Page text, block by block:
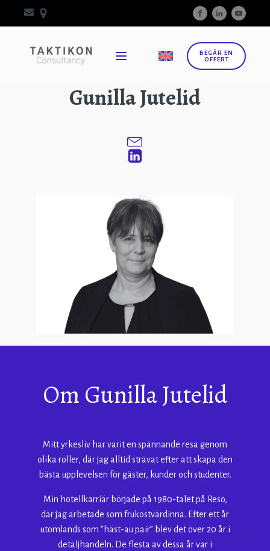
BEGÄR EN
OFFERT
Gunilla Jutelid
Om Gunilla Jutelid
Mitt yrkesliv har varit en spännande resa genom
olika roller, där jag alltid strävat efter att skapa den
bästa upplevelsen för gäster, kunder och studenter.
Min hotellkarriär började på 1980-talet på Reso,
där jag arbetade som frukostvärdinna. Efter ett år
utomlands som ”häst-au pair” blev det över 20 år i
detaljhandeln. De flesta av dessa år var i